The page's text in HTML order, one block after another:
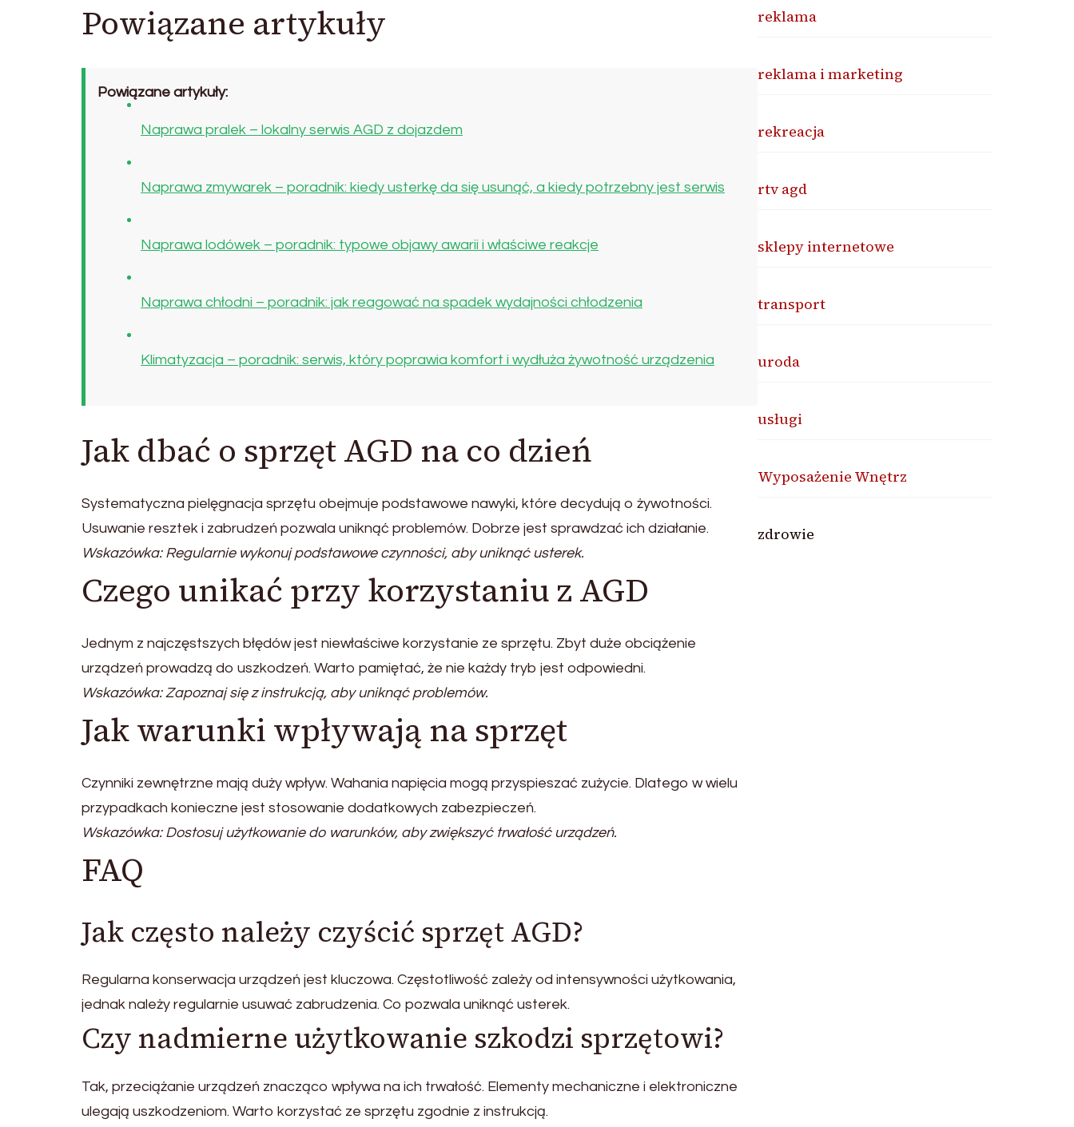
Powiązane artykuły
Powiązane artykuły:
Naprawa pralek – lokalny serwis AGD z dojazdem
Naprawa zmywarek – poradnik: kiedy usterkę da się usunąć, a kiedy potrzebny jest serwis
Naprawa lodówek – poradnik: typowe objawy awarii i właściwe reakcje
Naprawa chłodni – poradnik: jak reagować na spadek wydajności chłodzenia
Klimatyzacja – poradnik: serwis, który poprawia komfort i wydłuża żywotność urządzenia
Jak dbać o sprzęt AGD na co dzień
Systematyczna pielęgnacja sprzętu obejmuje podstawowe nawyki, które decydują o żywotności.
Usuwanie resztek i zabrudzeń pozwala uniknąć problemów. Dobrze jest sprawdzać ich działanie.
Wskazówka: Regularnie wykonuj podstawowe czynności, aby uniknąć usterek.
Czego unikać przy korzystaniu z AGD
Jednym z najczęstszych błędów jest niewłaściwe korzystanie ze sprzętu. Zbyt duże obciążenie
urządzeń prowadzą do uszkodzeń. Warto pamiętać, że nie każdy tryb jest odpowiedni.
Wskazówka: Zapoznaj się z instrukcją, aby uniknąć problemów.
Jak warunki wpływają na sprzęt
Czynniki zewnętrzne mają duży wpływ. Wahania napięcia mogą przyspieszać zużycie. Dlatego w wielu
przypadkach konieczne jest stosowanie dodatkowych zabezpieczeń.
Wskazówka: Dostosuj użytkowanie do warunków, aby zwiększyć trwałość urządzeń.
FAQ
Jak często należy czyścić sprzęt AGD?
Regularna konserwacja urządzeń jest kluczowa. Częstotliwość zależy od intensywności użytkowania,
jednak należy regularnie usuwać zabrudzenia. Co pozwala uniknąć usterek.
Czy nadmierne użytkowanie szkodzi sprzętowi?
Tak, przeciążanie urządzeń znacząco wpływa na ich trwałość. Elementy mechaniczne i elektroniczne
ulegają uszkodzeniom. Warto korzystać ze sprzętu zgodnie z instrukcją.
reklama
reklama i marketing
rekreacja
rtv agd
sklepy internetowe
transport
uroda
usługi
Wyposażenie Wnętrz
zdrowie